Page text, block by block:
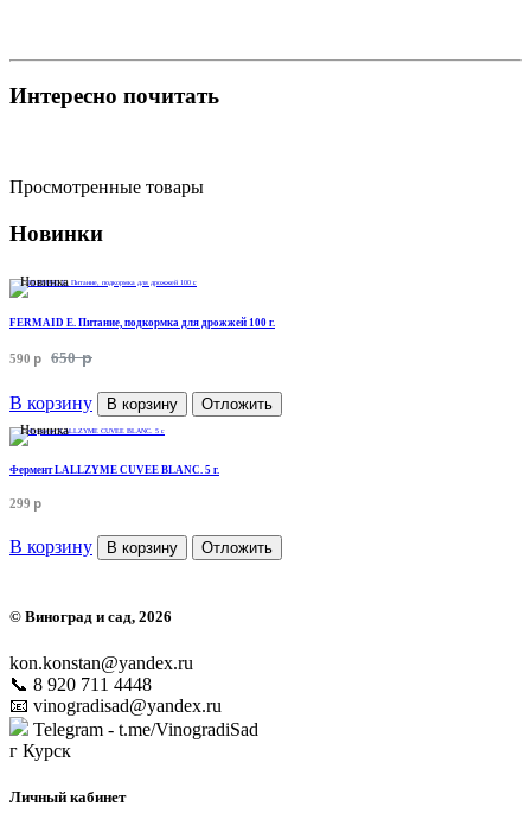
Интересно почитать
Просмотренные товары
Новинки
Новинка
FERMAID E. Питание, подкормка для дрожжей 100 г.
590 p 650 p
В корзину В корзину Отложить
Новинка
Фермент LALLZYME CUVEE BLANC. 5 г.
299 p
В корзину В корзину Отложить
© Виноград и сад, 2026
kon.konstan@yandex.ru
📞 8 920 711 4448
📧 vinogradisad@yandex.ru
Telegram - t.me/VinogradiSad
г Курск
Личный кабинет